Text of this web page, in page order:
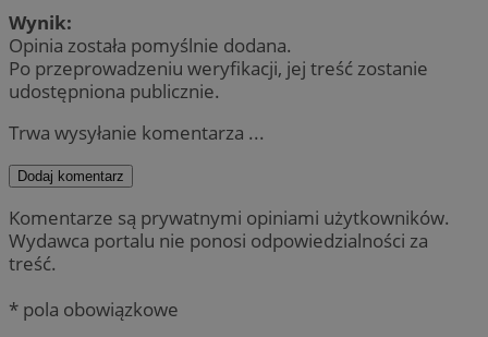
Wynik:
Opinia została pomyślnie dodana.
Po przeprowadzeniu weryfikacji, jej treść zostanie
udostępniona publicznie.
Trwa wysyłanie komentarza ...
Dodaj komentarz
Komentarze są prywatnymi opiniami użytkowników.
Wydawca portalu nie ponosi odpowiedzialności za
treść.
* pola obowiązkowe